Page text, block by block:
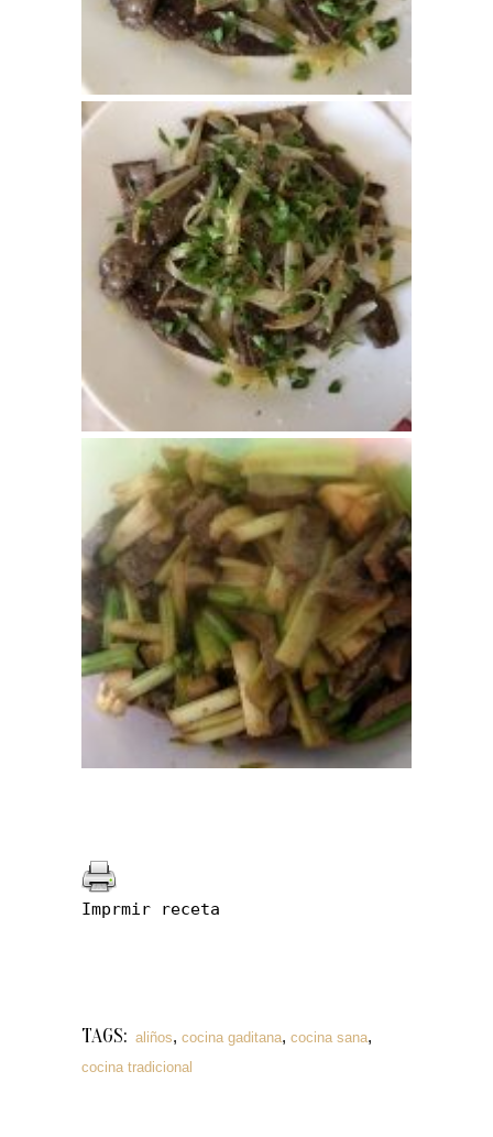
Imprmir receta
TAGS: aliños, cocina gaditana, cocina sana,
cocina tradicional